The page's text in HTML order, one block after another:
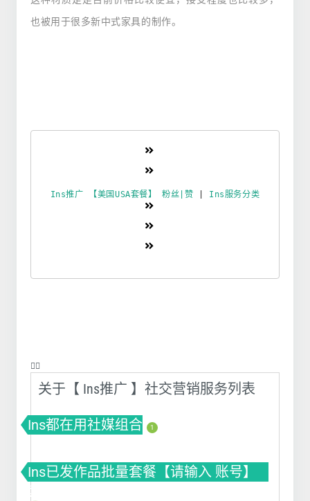
也被用于很多新中式家具的制作。
Ins推广 【美国USA套餐】 粉丝|赞 Ins服务分类
❤️‍🔥
关于【 Ins推广 】社交营销服务列表
Ins都在用社媒组合 1
Ins已发作品批量套餐【请输入 账号】
套餐(VIP) ins买赞 ins涨赞 ins刷赞